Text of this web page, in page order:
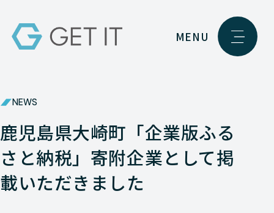
MENU
NEWS
鹿児島県大崎町「企業版ふる
さと納税」寄附企業として掲
載いただきました